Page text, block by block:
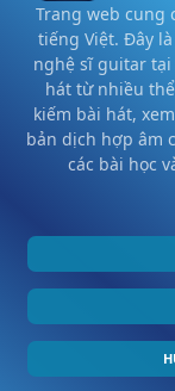
Trang web cung
tiếng Việt. Đây
nghệ sĩ guitar tại
hát từ nhiều
kiếm bài hát,
bản dịch hợp âm
các bài học